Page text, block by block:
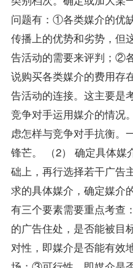
问题有：①各类媒介的优
传播上的优势和劣势，但
告活动的需要来评判；②
说购买各类媒介的费用
告活动的连接。这主要
竞争对手运用媒介的情况
虑怎样与竞争对手抗衡。
锋芒。 （2） 确定具体媒
础上，再行选择若干广告
求的具体媒介，确定媒介
有三个要素需要重点考查
的广告住处，是否能被
对性，即媒介是否能有效